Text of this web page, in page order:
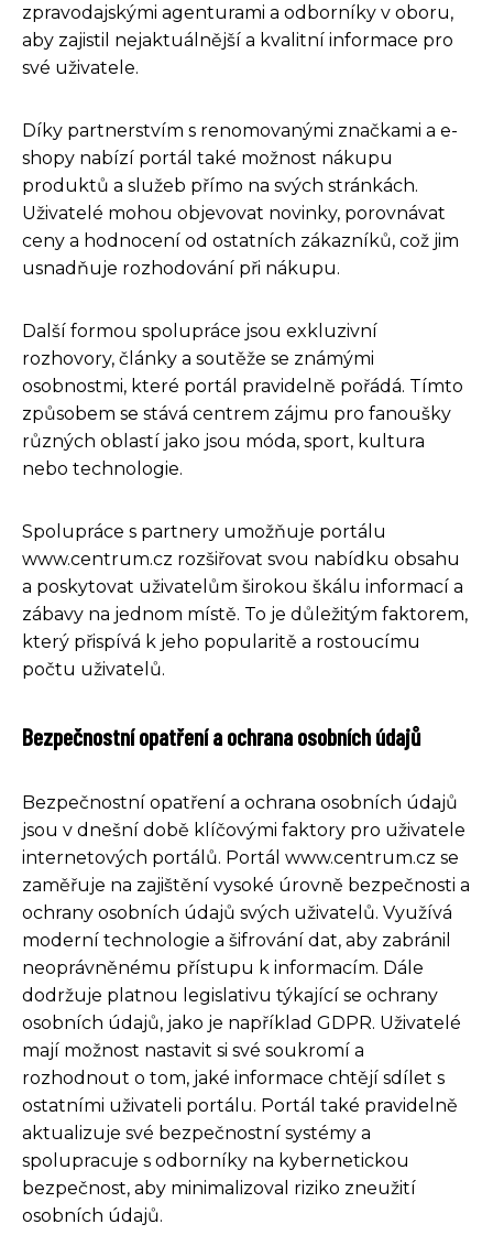
zpravodajskými agenturami a odborníky v oboru,
aby zajistil nejaktuálnější a kvalitní informace pro
své uživatele.
Díky partnerstvím s renomovanými značkami a e-
shopy nabízí portál také možnost nákupu
produktů a služeb přímo na svých stránkách.
Uživatelé mohou objevovat novinky, porovnávat
ceny a hodnocení od ostatních zákazníků, což jim
usnadňuje rozhodování při nákupu.
Další formou spolupráce jsou exkluzivní
rozhovory, články a soutěže se známými
osobnostmi, které portál pravidelně pořádá. Tímto
způsobem se stává centrem zájmu pro fanoušky
různých oblastí jako jsou móda, sport, kultura
nebo technologie.
Spolupráce s partnery umožňuje portálu
www.centrum.cz rozšiřovat svou nabídku obsahu
a poskytovat uživatelům širokou škálu informací a
zábavy na jednom místě. To je důležitým faktorem,
který přispívá k jeho popularitě a rostoucímu
počtu uživatelů.
Bezpečnostní opatření a ochrana osobních údajů
Bezpečnostní opatření a ochrana osobních údajů
jsou v dnešní době klíčovými faktory pro uživatele
internetových portálů. Portál www.centrum.cz se
zaměřuje na zajištění vysoké úrovně bezpečnosti a
ochrany osobních údajů svých uživatelů. Využívá
moderní technologie a šifrování dat, aby zabránil
neoprávněnému přístupu k informacím. Dále
dodržuje platnou legislativu týkající se ochrany
osobních údajů, jako je například GDPR. Uživatelé
mají možnost nastavit si své soukromí a
rozhodnout o tom, jaké informace chtějí sdílet s
ostatními uživateli portálu. Portál také pravidelně
aktualizuje své bezpečnostní systémy a
spolupracuje s odborníky na kybernetickou
bezpečnost, aby minimalizoval riziko zneužití
osobních údajů.